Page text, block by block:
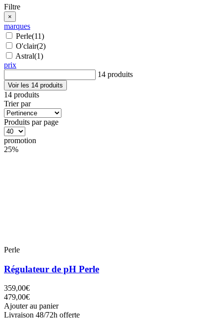
Filtre
×
marques
Perle(11)
O'clair(2)
Astral(1)
prix
14 produits
Voir les 14 produits
14 produits
Trier par
Produits par page
promotion
25%
Perle
Régulateur de pH Perle
359,00€
479,00€
Ajouter au panier
Livraison 48/72h offerte